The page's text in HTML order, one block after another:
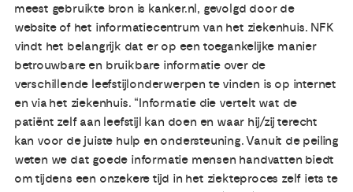
meest gebruikte bron is kanker.nl, gevolgd door de
website of het informatiecentrum van het ziekenhuis. NFK
vindt het belangrijk dat er op een toegankelijke manier
betrouwbare en bruikbare informatie over de
verschillende leefstijlonderwerpen te vinden is op internet
en via het ziekenhuis. “Informatie die vertelt wat de
patiënt zelf aan leefstijl kan doen en waar hij/zij terecht
kan voor de juiste hulp en ondersteuning. Vanuit de peiling
weten we dat goede informatie mensen handvatten biedt
om tijdens een onzekere tijd in het ziekteproces zelf iets te